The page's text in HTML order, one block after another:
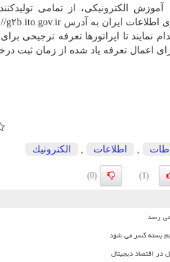
الکترونیکی، از تمامی
نمایند تا اپراتورها تعرفه ترجیحی
اعمال تعرفه یاد شده از زمان ثبت
اطلاعات الكترونیك
(1)
(0)
می رسد
بسته کسر می شود
در اقتصاد دیجیتال